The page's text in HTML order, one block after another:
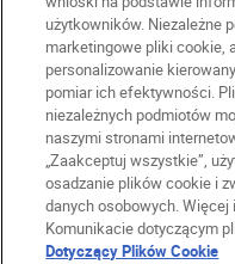
PL Nikon Sites
Skontaktuj się z nami
Oświadczenie
Warunki
Warunki korzystania
Komunikat
Ustawienia plików
© 2026 Nikon
użytkowników. Niezależne
marketingowe pliki cookie,
personalizowanie
pomiar ich efektywności.
niezależnych podmiotów
naszymi stronami
„Zaakceptuj wszystkie”,
osadzanie plików cookie i
danych osobowych.
Komunikacie dotyczącym
Dotyczący Plików Cookie